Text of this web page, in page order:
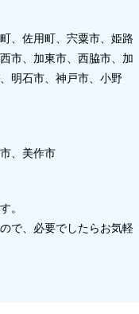
、佐用町、宍粟市、姫路
市、加東市、西脇市、加
明石市、神戸市、小野
、美作市
。
で、必要でしたらお気軽